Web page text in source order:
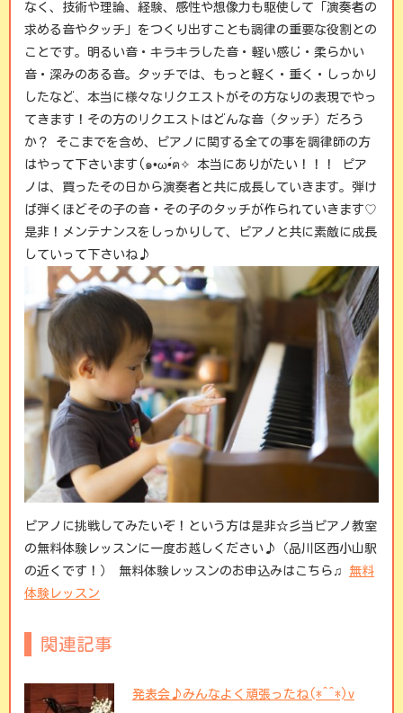
なく、技術や理論、経験、感性や想像力も駆使して「演奏者の
求める音やタッチ」 をつくり出すことも調律の重要な役割との
ことです。明るい音・キラキラした音・軽い感じ・柔らかい
音・深みのある音。タッチでは、もっと軽く・重く・しっかり
したなど、本当に様々なリクエストがその方なりの表現でやっ
てきます！その方のリクエストはどんな音（タッチ）だろう
か？ そこまでを含め、ピアノに関する全ての事を調律師の方
はやって下さいます(๑•ω•́ฅ✧ 本当にありがたい！！！ ピア
ノは、買ったその日から演奏者と共に成長していきます。弾け
ば弾くほどその子の音・その子のタッチが作られていきます♡
是非！メンテナンスをしっかりして、ピアノと共に素敵に成長
していって下さいね♪
ピアノに挑戦してみたいぞ！という方は是非☆彡当ピアノ教室
の無料体験レッスンに一度お越しください♪（品川区西小山駅
の近くです！）
無料体験レッスンのお申込みはこちら♫
無料
体験レッスン
関連記事
発表会♪みんなよく頑張ったね(*^^*)v